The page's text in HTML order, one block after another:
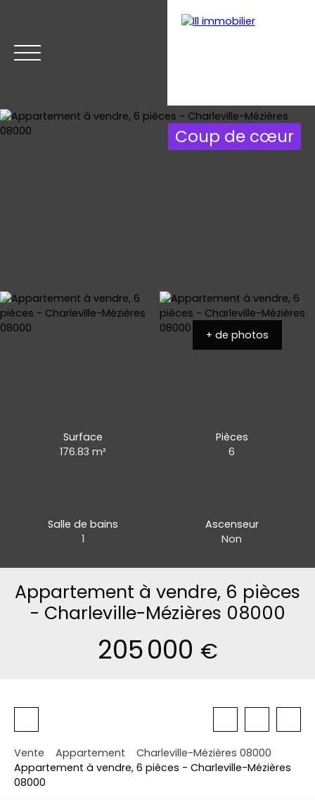
Coup de cœur
+ de photos
Surface
176.83m²
Pièces
6
Salle de bains
1
Ascenseur
Non
Appartement à vendre, 6 pièces
- Charleville-Mézières 08000
205 000 €
Vente Appartement
Charleville-Mézières 08000
Appartement à vendre, 6 pièces - Charleville-Mézières
08000